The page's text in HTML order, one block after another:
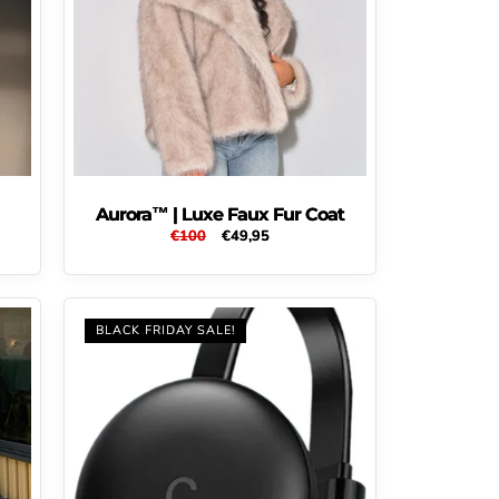
Aurora™ | Luxe Faux Fur Coat
Normale
€100 Aanbiedingsprijs
€49,95
BLACK FRIDAY SALE!